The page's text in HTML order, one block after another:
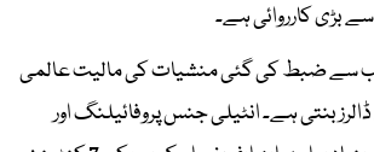
کارروائی ہے۔
سے ضبط کی گئی منشیات کی مالیت عالمی
بنتی ہے۔ انٹیلی جنس پروفائیلنگ اور